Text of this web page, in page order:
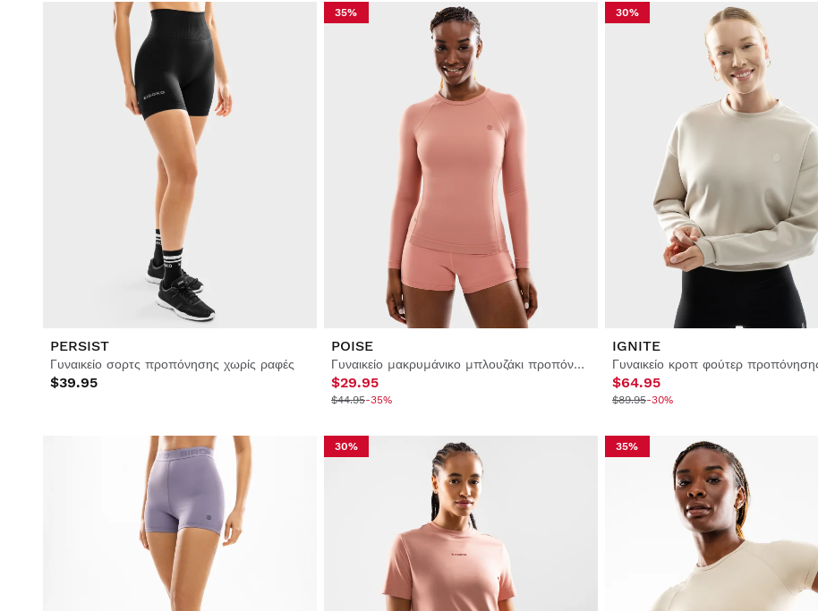
PERSIST
Γυναικείο σορτς προπόνησης χωρίς ραφές
$39.95
35%
POISE
Γυναικείο μακρυμάνικο μπλουζάκι προπόνησης
$29.95
$44.95-35%
30%
IGNITE
Γυναικείο κροπ φούτερ
$64.95
$89.95-30%
30% 35%